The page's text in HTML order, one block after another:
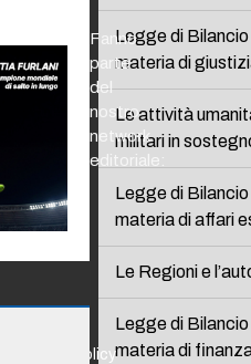
Legge di Bilancio
materia di
Le attività
militari in
Legge di
materia di affari
Le Regioni e
Legge di
materia di
Fanno
parte
del
nostro
network
editoriale:
Policy